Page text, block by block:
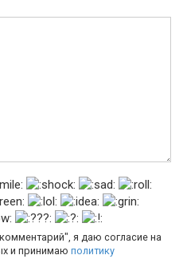
я даю согласие на
и принимаю политику